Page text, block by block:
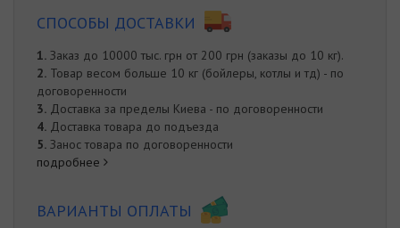
СПОСОБЫ ДОСТАВКИ
1. Заказ до 10000 тыс. грн от 200 грн (заказы до 10 кг).
2. Товар весом больше 10 кг (бойлеры, котлы и тд) - по
договоренности
3. Доставка за пределы Киева - по договоренности
4. Доставка товара до подъезда
5. Занос товара по договоренности
подробнее
ВАРИАНТЫ ОПЛАТЫ